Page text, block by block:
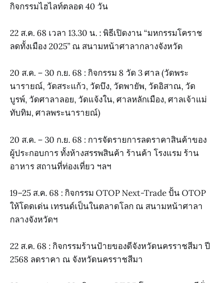
กิจกรรมไฮไลท์ตลอด 40 วัน
22 ส.ค. 68 เวลา 13.30 น. : พิธีเปิดงาน “มหกรรมโคราช
ลดทั้งเมือง 2025” ณ สนามหน้าศาลากลางจังหวัด
20 ส.ค. – 30 ก.ย. 68 : กิจกรรม 8 วัด 3 ศาล (วัดพระ
นารายณ์, วัดสระแก้ว, วัดบึง, วัดพายัพ, วัดอิสาณ, วัด
บูรพ์, วัดศาลาลอย, วัดแจ้งใน, ศาลหลักเมือง, ศาลเจ้าแม่
ทับทิม, ศาลพระนารายณ์)
20 ส.ค. – 30 ก.ย. 68 : การจัดรายการลดราคาสินค้าของ
ผู้ประกอบการ ทั้งห้างสรรพสินค้า ร้านค้า โรงแรม ร้าน
อาหาร สถานที่ท่องเที่ยว ฯลฯ
19–25 ส.ค. 68 : กิจกรรม OTOP Next-Trade ปั้น OTOP
ให้โดดเด่น เทรนด์เป็นในตลาดโลก ณ สนามหน้าศาลา
กลางจังหวัดฯ
22 ส.ค. 68 : กิจกรรมร้านป้ายของดีจังหวัดนครราชสีมา ปี
2568 ลดราคา ณ จังหวัดนครราชสีมา